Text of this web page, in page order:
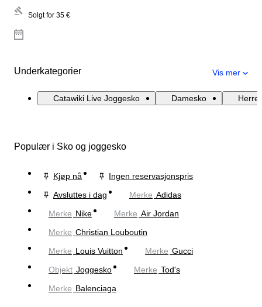
Solgt for 35 €
Underkategorier Vis mer
Catawiki Live Joggesko Damesko
Populær i Sko og joggesko
Kjøp nå
Ingen reservasjonspris
Avsluttes i dag
Merke Adidas
Merke Nike Merke Air Jordan
Merke Christian Louboutin
Merke Louis Vuitton Merke Gucci
Objekt Joggesko Merke Tod's
Merke Balenciaga